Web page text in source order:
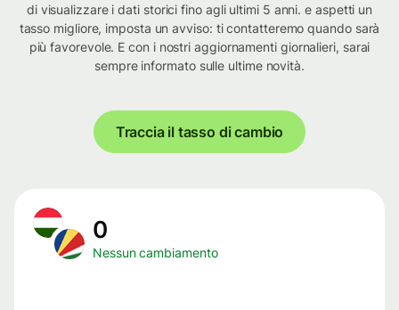
di visualizzare i dati storici fino agli ultimi 5 anni. e aspetti un
tasso migliore, imposta un avviso: ti contatteremo quando sarà
più favorevole. E con i nostri aggiornamenti giornalieri, sarai
sempre informato sulle ultime novità.
Traccia il tasso di cambio
0
Nessun cambiamento